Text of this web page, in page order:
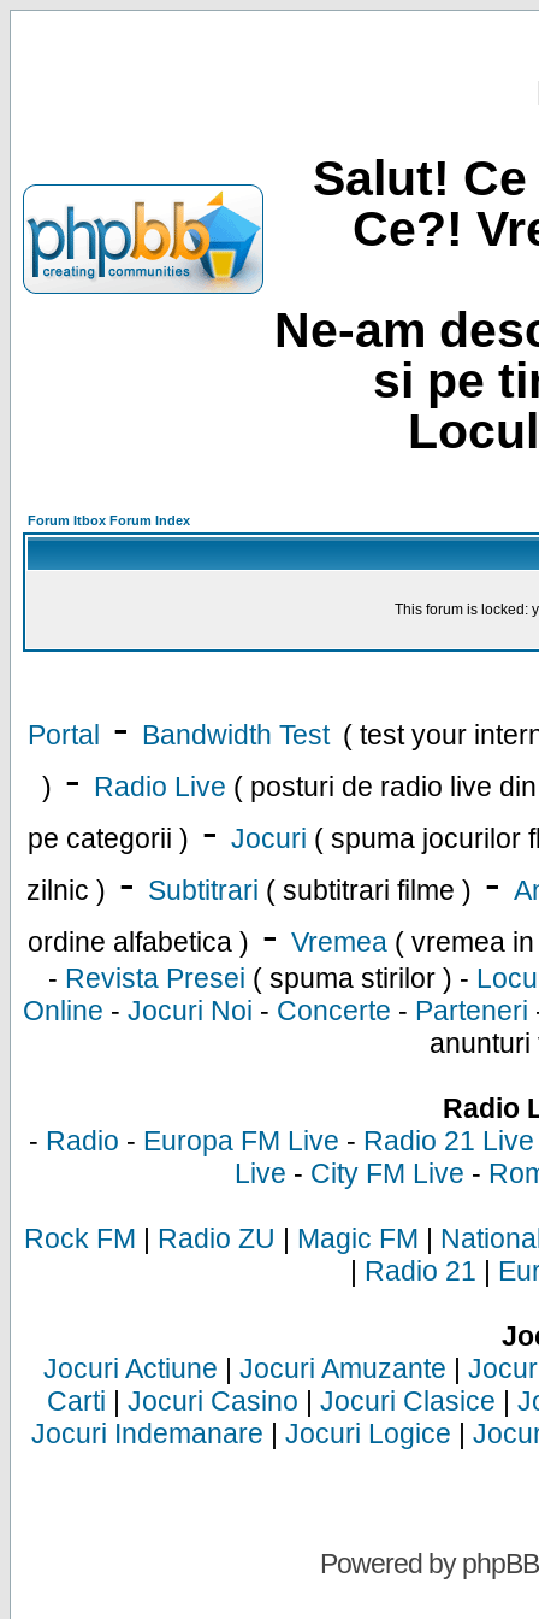
Salut!
Ce?!
Ne-am
si pe
Forum Itbox Forum Index
This forum is locked:
Portal - Bandwidth Test ( test your
) - Radio Live ( posturi de radio live
pe categorii ) - Jocuri ( spuma jocurilor
zilnic ) - Subtitrari ( subtitrari filme ) -
ordine alfabetica ) - Vremea ( vremea
- Revista Presei ( spuma stirilor ) -
Online - Jocuri Noi - Concerte - Parteneri
anunturi
Radio
- Radio - Europa FM Live - Radio 21 Live
Live - City FM Live -
Rock FM | Radio ZU | Magic FM |
| Radio 21 |
Jocuri Actiune | Jocuri Amuzante |
Carti | Jocuri Casino | Jocuri Clasice |
Jocuri Indemanare | Jocuri Logice |
Powered byphpBB